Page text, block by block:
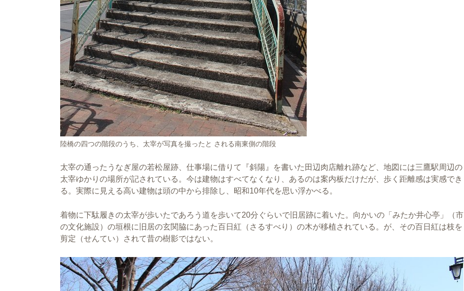
陸橋の四つの階段のうち、太宰が写真を撮ったと される南東側の階段
太宰の通ったうなぎ屋の若松屋跡、仕事場に借りて『斜陽』を書いた田辺肉店離れ跡など、地図には三鷹駅周辺の
太宰ゆかりの場所が記されている。今は建物はすべてなくなり、あるのは案内板だけだが、歩く距離感は実感でき
る。実際に見える高い建物は頭の中から排除し、昭和10年代を思い浮かべる。
着物に下駄履きの太宰が歩いたであろう道を歩いて20分ぐらいで旧居跡に着いた。向かいの「みたか井心亭」（市
の文化施設）の垣根に旧居の玄関脇にあった百日紅（さるすべり）の木が移植されている。が、その百日紅は枝を
剪定（せんてい）されて昔の樹影ではない。